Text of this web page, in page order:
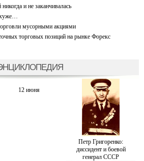
и не заканчивалась
мусорными акциями
торговых позиций на рынке Форекс
12 июня
Петр Григоренко:
диссидент и боевой
генерал СССР